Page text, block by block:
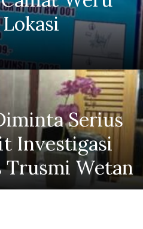
Serius
Investigasi
Trusmi Wetan